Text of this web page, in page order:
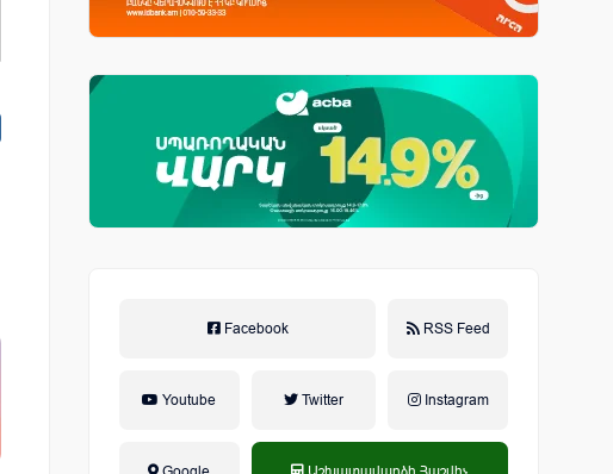
Facebook RSS Feed
Youtube Twitter Instagram